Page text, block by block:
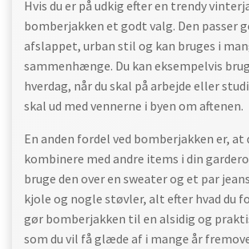
Hvis du er på udkig efter en trendy
bomberjakken et godt valg. Den passer
afslappet, urban stil og kan bruges i
sammenhænge. Du kan eksempelvis
hverdag, når du skal på arbejde eller
skal ud med vennerne i byen om aftenen.
En anden fordel ved bomberjakken er, at
kombinere med andre items i din
bruge den over en sweater og et par
kjole og nogle støvler, alt efter hvad du
gør bomberjakken til en alsidig og
som du vil få glæde af i mange år